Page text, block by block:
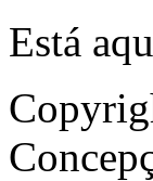
Está